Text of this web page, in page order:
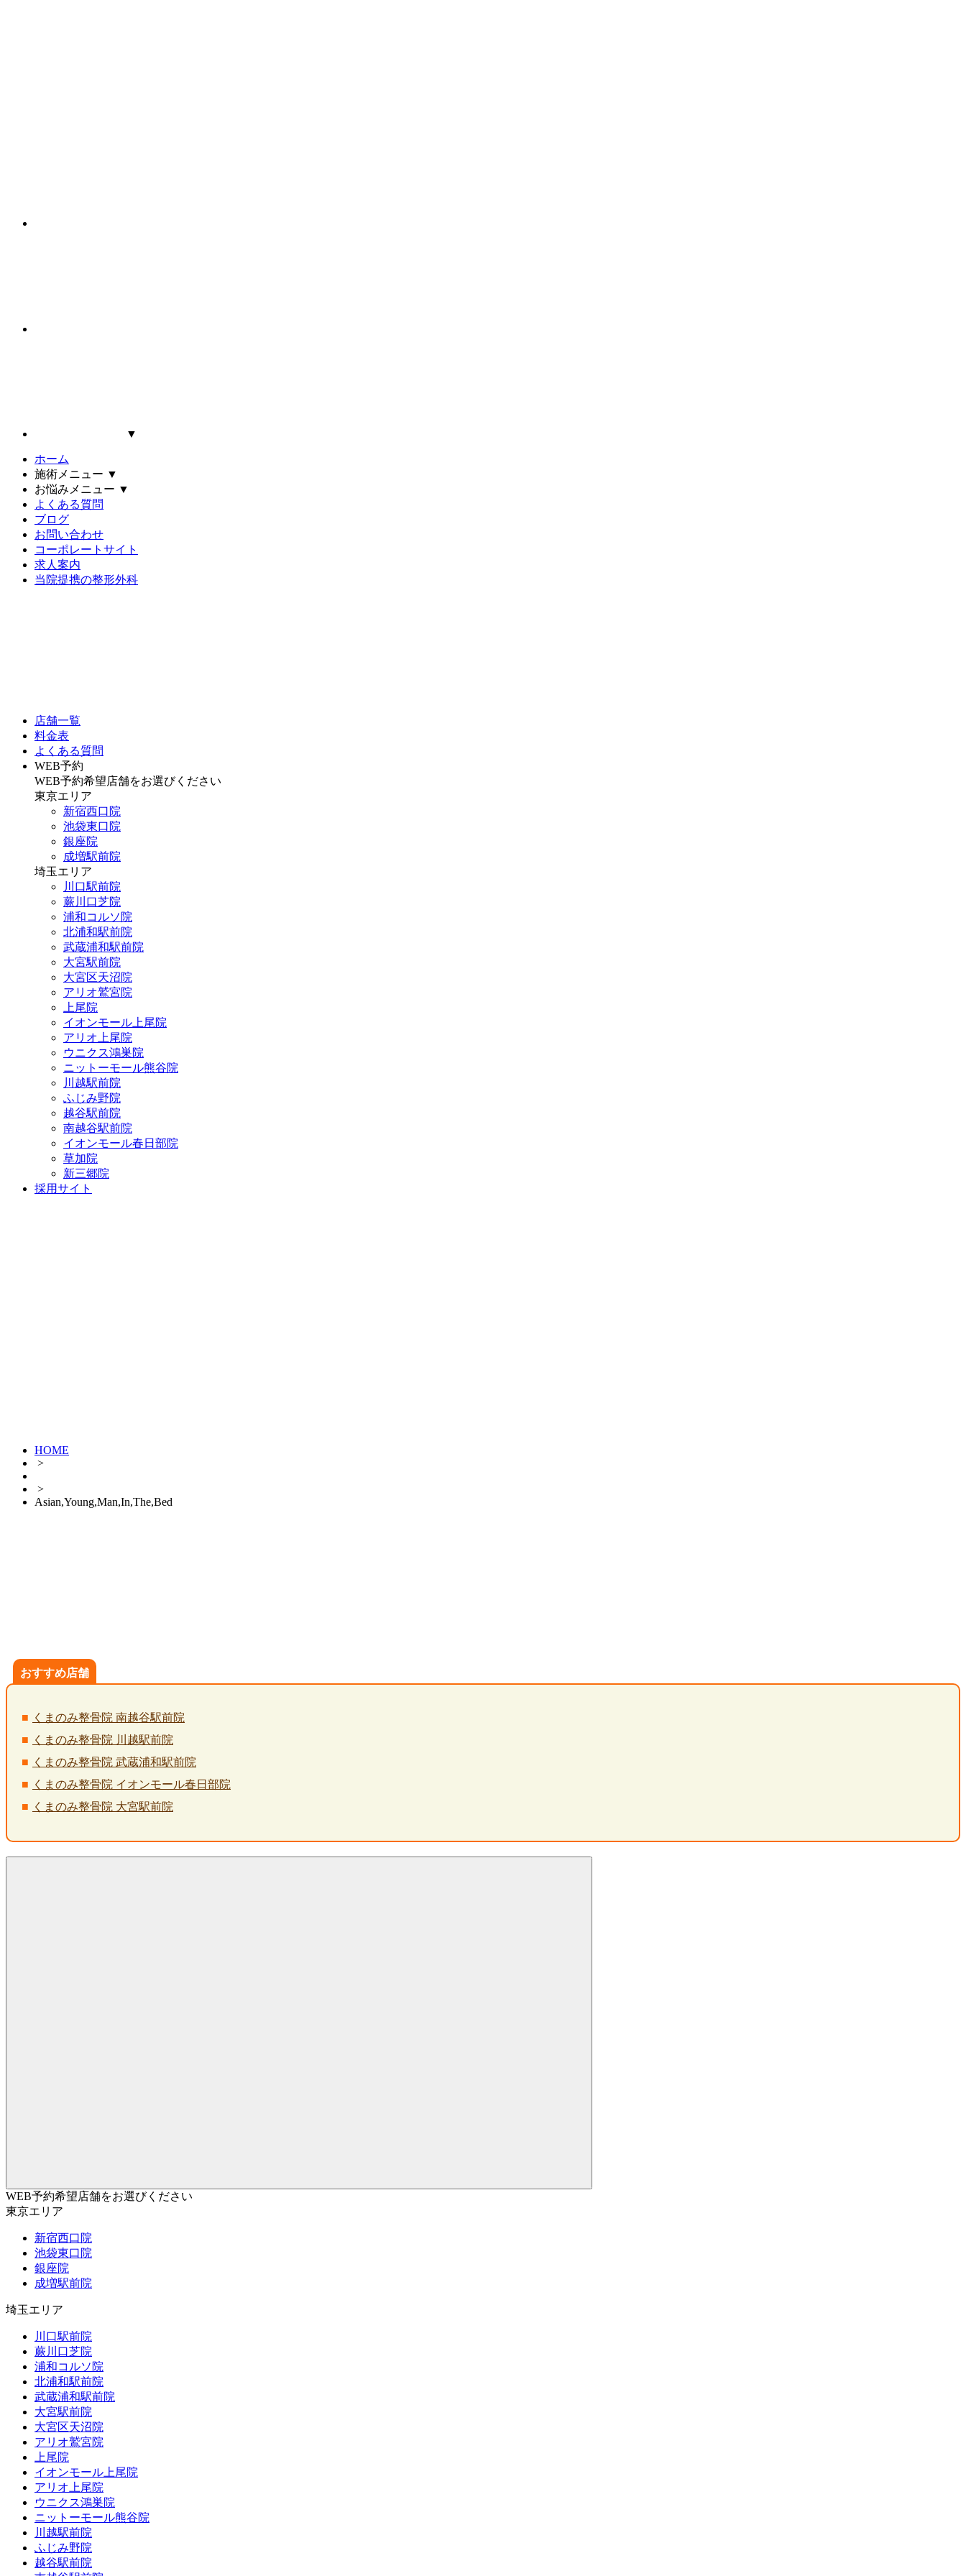
▼
ホーム
施術メニュー ▼
お悩みメニュー ▼
よくある質問
ブログ
お問い合わせ
コーポレートサイト
求人案内
当院提携の整形外科
店舗一覧
料金表
よくある質問
WEB予約
WEB予約希望店舗をお選びください
東京エリア
新宿西口院
池袋東口院
銀座院
成増駅前院
埼玉エリア
川口駅前院
蕨川口芝院
浦和コルソ院
北浦和駅前院
武蔵浦和駅前院
大宮駅前院
大宮区天沼院
アリオ鷲宮院
上尾院
イオンモール上尾院
アリオ上尾院
ウニクス鴻巣院
ニットーモール熊谷院
川越駅前院
ふじみ野院
越谷駅前院
南越谷駅前院
イオンモール春日部院
草加院
新三郷院
採用サイト
HOME
>
>
Asian,Young,Man,In,The,Bed
おすすめ店舗
くまのみ整骨院 南越谷駅前院
くまのみ整骨院 川越駅前院
くまのみ整骨院 武蔵浦和駅前院
くまのみ整骨院 イオンモール春日部院
くまのみ整骨院 大宮駅前院
WEB予約希望店舗をお選びください
東京エリア
新宿西口院
池袋東口院
銀座院
成増駅前院
埼玉エリア
川口駅前院
蕨川口芝院
浦和コルソ院
北浦和駅前院
武蔵浦和駅前院
大宮駅前院
大宮区天沼院
アリオ鷲宮院
上尾院
イオンモール上尾院
アリオ上尾院
ウニクス鴻巣院
ニットーモール熊谷院
川越駅前院
ふじみ野院
越谷駅前院